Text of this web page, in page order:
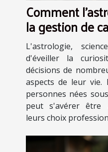
Comment
la gestion de
Béliers
L'astrologie,
d'éveiller la
décisions de
aspects de leur vie.
personnes nées
peut s'avérer être
leurs choix